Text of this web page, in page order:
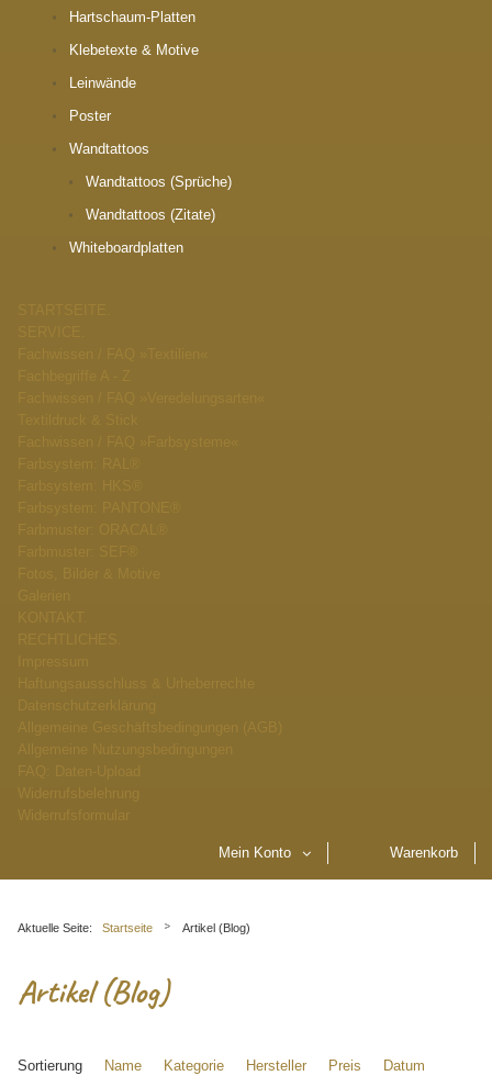
Hartschaum-Platten
Klebetexte & Motive
Leinwände
Poster
Wandtattoos
Wandtattoos (Sprüche)
Wandtattoos (Zitate)
Whiteboardplatten
Mein Konto Warenkorb
Aktuelle Seite: Startseite Artikel (Blog)
Artikel (Blog)
Sortierung Name Kategorie Hersteller Preis Datum